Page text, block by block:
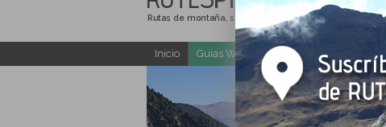
Rutas de montaña, senderismo y excursiones
Inicio Guías Web y PDF gratuitas